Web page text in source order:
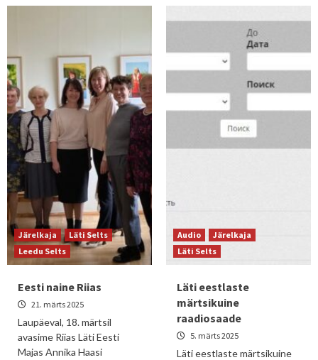
Järelkaja
Läti Selts
Leedu Selts
Eesti naine Riias
21. märts 2025
Laupäeval, 18. märtsil
avasime Riias Läti Eesti
Majas Annika Haasi
Audio
Järelkaja
Läti Selts
Läti eestlaste
märtsikuine
raadiosaade
5. märts 2025
Läti eestlaste märtsikuine